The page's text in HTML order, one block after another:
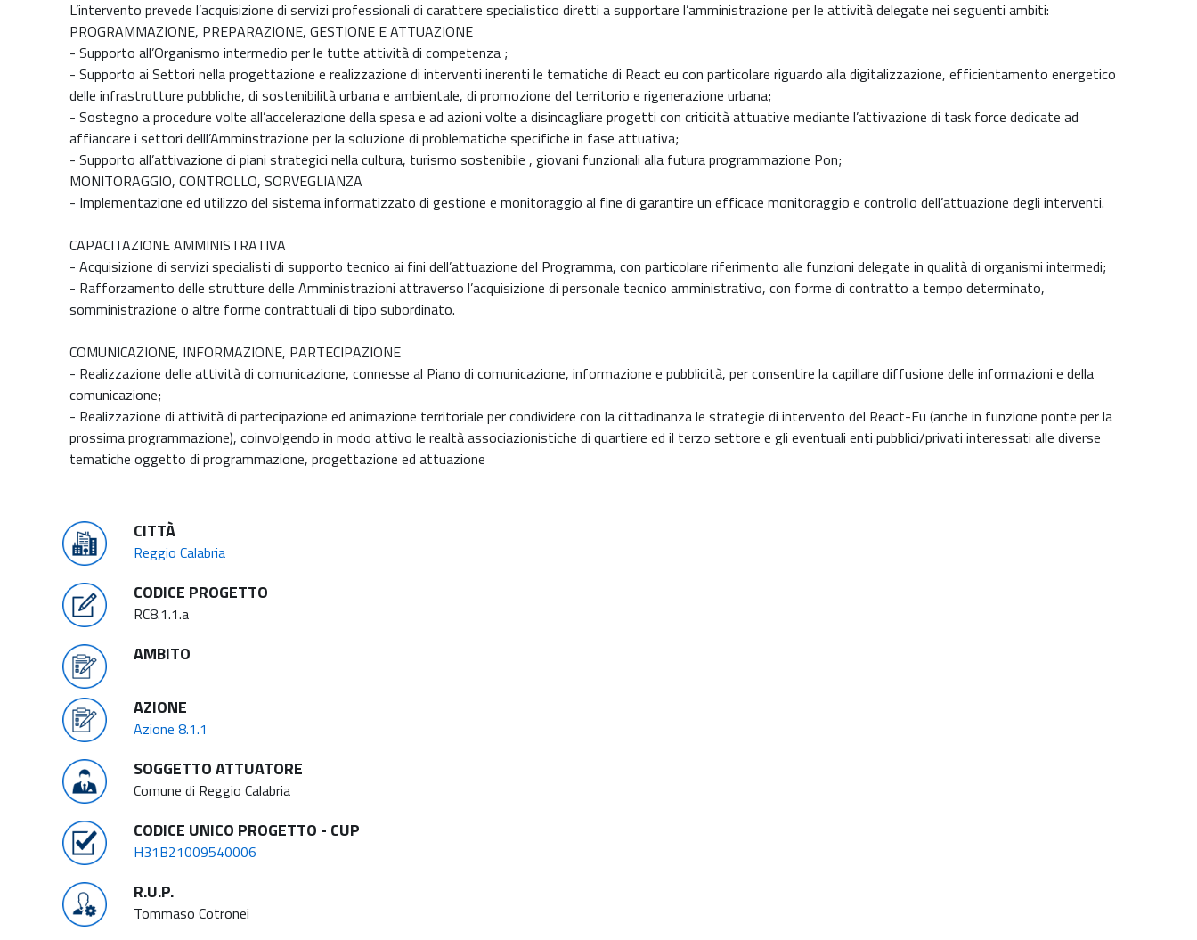
L’intervento prevede l’acquisizione di servizi professionali di carattere specialistico diretti a supportare l’amministrazione per le attività delegate nei seguenti ambiti:
PROGRAMMAZIONE, PREPARAZIONE, GESTIONE E ATTUAZIONE
- Supporto all’Organismo intermedio per le tutte attività di competenza ;
- Supporto ai Settori nella progettazione e realizzazione di interventi inerenti le tematiche di React eu con particolare riguardo alla digitalizzazione, efficientamento energetico
delle infrastrutture pubbliche, di sostenibilità urbana e ambientale, di promozione del territorio e rigenerazione urbana;
- Sostegno a procedure volte all’accelerazione della spesa e ad azioni volte a disincagliare progetti con criticità attuative mediante l’attivazione di task force dedicate ad
affiancare i settori delll’Amminstrazione per la soluzione di problematiche specifiche in fase attuativa;
- Supporto all’attivazione di piani strategici nella cultura, turismo sostenibile , giovani funzionali alla futura programmazione Pon;
MONITORAGGIO, CONTROLLO, SORVEGLIANZA
- Implementazione ed utilizzo del sistema informatizzato di gestione e monitoraggio al fine di garantire un efficace monitoraggio e controllo dell’attuazione degli interventi.
CAPACITAZIONE AMMINISTRATIVA
- Acquisizione di servizi specialisti di supporto tecnico ai fini dell’attuazione del Programma, con particolare riferimento alle funzioni delegate in qualità di organismi intermedi;
- Rafforzamento delle strutture delle Amministrazioni attraverso l’acquisizione di personale tecnico amministrativo, con forme di contratto a tempo determinato,
somministrazione o altre forme contrattuali di tipo subordinato.
COMUNICAZIONE, INFORMAZIONE, PARTECIPAZIONE
- Realizzazione delle attività di comunicazione, connesse al Piano di comunicazione, informazione e pubblicità, per consentire la capillare diffusione delle informazioni e della
comunicazione;
- Realizzazione di attività di partecipazione ed animazione territoriale per condividere con la cittadinanza le strategie di intervento del React-Eu (anche in funzione ponte per la
prossima programmazione), coinvolgendo in modo attivo le realtà associazionistiche di quartiere ed il terzo settore e gli eventuali enti pubblici/privati interessati alle diverse
tematiche oggetto di programmazione, progettazione ed attuazione
CITTÀ
Reggio Calabria
CODICE PROGETTO
RC8.1.1.a
AMBITO
AZIONE
Azione 8.1.1
SOGGETTO ATTUATORE
Comune di Reggio Calabria
CODICE UNICO PROGETTO - CUP
H31B21009540006
R.U.P.
Tommaso Cotronei